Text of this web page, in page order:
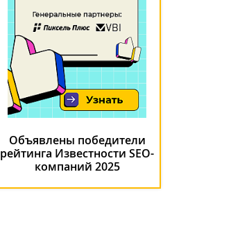
Объявлены победители
рейтинга Известности SEO-
компаний 2025